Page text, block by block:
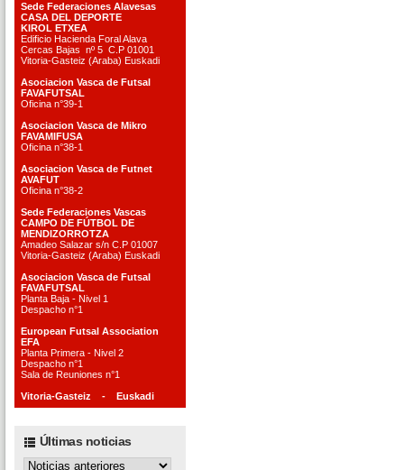
Sede Federaciones Alavesas
CASA DEL DEPORTE
KIROL ETXEA
Edificio Hacienda Foral Alava
Cercas Bajas nº 5 C.P 01001
Vitoria-Gasteiz (Araba) Euskadi
Asociacion Vasca de Futsal
FAVAFUTSAL
Oficina n°39-1
Asociacion Vasca de Mikro
FAVAMIFUSA
Oficina n°38-1
Asociacion Vasca de Futnet
AVAFUT
Oficina n°38-2
Sede Federaciones Vascas
CAMPO DE FÚTBOL DE
MENDIZORROTZA
Amadeo Salazar s/n C.P 01007
Vitoria-Gasteiz (Araba) Euskadi
Asociacion Vasca de Futsal
FAVAFUTSAL
Planta Baja - Nivel 1
Despacho n°1
European Futsal Association
EFA
Planta Primera - Nivel 2
Despacho n°1
Sala de Reuniones n°1
Vitoria-Gasteiz - Euskadi
Últimas noticias